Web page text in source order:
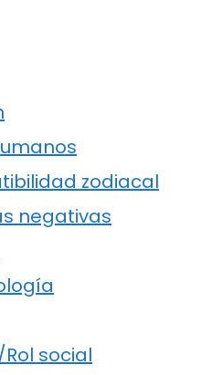
zodiacal
negativas
social